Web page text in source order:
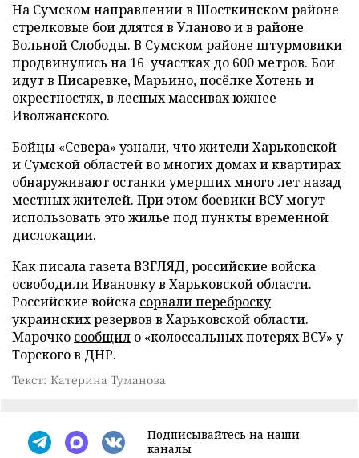
На Сумском направлении в Шосткинском районе
стрелковые бои длятся в Уланово и в районе
Вольной Слободы. В Сумском районе штурмовики
продвинулись на 16 участках до 600 метров. Бои
идут в Писаревке, Марьино, посёлке Хотень и
окрестностях, в лесных массивах южнее
Иволжанского.
Бойцы «Севера» узнали, что жители Харьковской
и Сумской областей во многих домах и квартирах
обнаруживают останки умерших много лет назад
местных жителей. При этом боевики ВСУ могут
использовать это жилье под пункты временной
дислокации.
Как писала газета ВЗГЛЯД, российские войска
освободилиИвановку в Харьковской области.
Российские войска сорвали переброску
украинских резервов в Харьковской области.
Марочко сообщил о «колоссальных потерях ВСУ» у
Торского в ДНР.
Текст: Катерина Туманова
Подписывайтесь на наши
каналы